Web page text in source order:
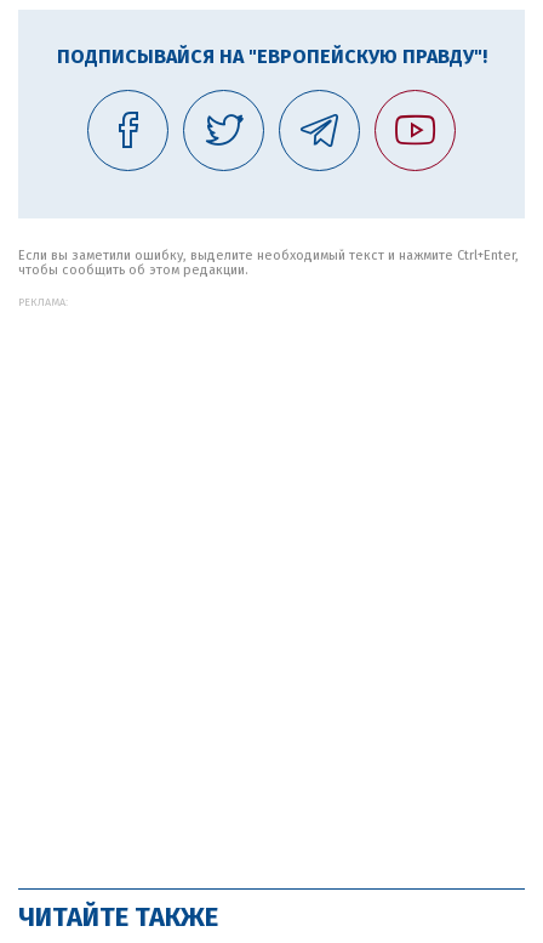
ПОДПИСЫВАЙСЯ НА "ЕВРОПЕЙСКУЮ ПРАВДУ"!
Если вы заметили ошибку, выделите необходимый текст и нажмите Ctrl+Enter,
чтобы сообщить об этом редакции.
РЕКЛАМА:
ЧИТАЙТЕ ТАКЖЕ